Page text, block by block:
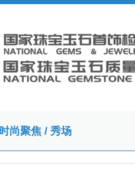
时尚聚焦 / 秀场